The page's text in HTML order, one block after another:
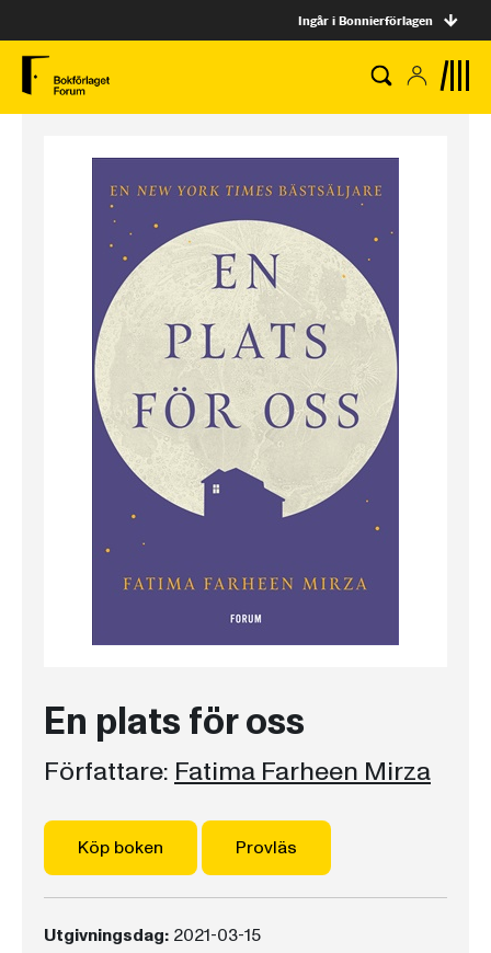
Ingår i Bonnierförlagen
En plats för oss
Författare: Fatima Farheen Mirza
Köp boken Provläs
Utgivningsdag: 2021-03-15